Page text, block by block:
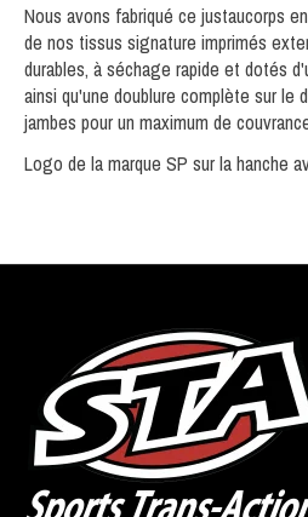
Nous avons fabriqué ce justaucorps
de nos tissus signature imprimés
durables, à séchage rapide et dotés
ainsi qu'une doublure complète sur le
jambes pour un maximum de
Logo de la marque SP sur la hanche